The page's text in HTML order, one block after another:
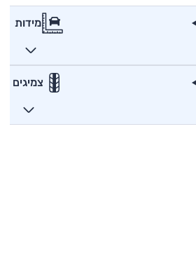
מידות
צמיגים